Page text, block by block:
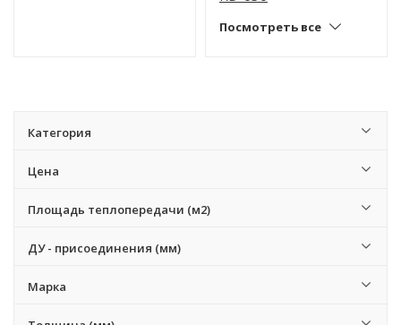
Посмотреть все
Категория
Цена
Площадь теплопередачи (м2)
ДУ - присоединения (мм)
Марка